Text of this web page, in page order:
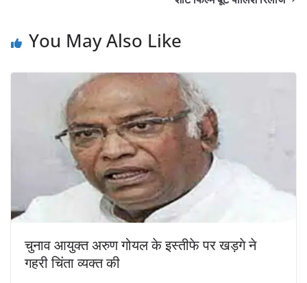
You May Also Like
चुनाव आयुक्त अरुण गोयल के इस्तीफे पर खड़गे ने
गहरी चिंता व्यक्त की